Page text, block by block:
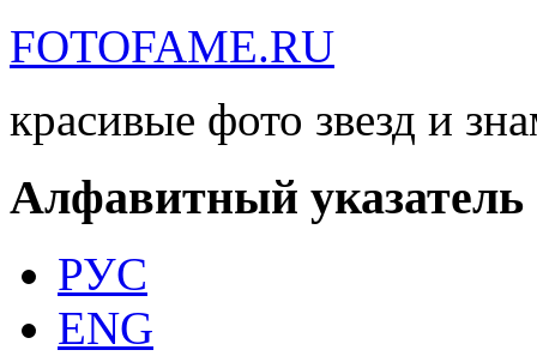
FOTOFAME.RU
красивые фото звезд и
Алфавитный указатель
РУС
ENG